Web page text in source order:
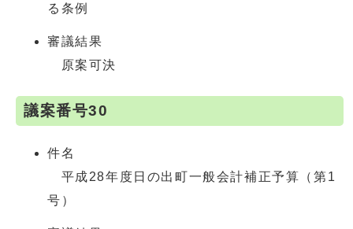
る条例
審議結果
原案可決
議案番号30
件名
平成28年度日の出町一般会計補正予算（第1
号）